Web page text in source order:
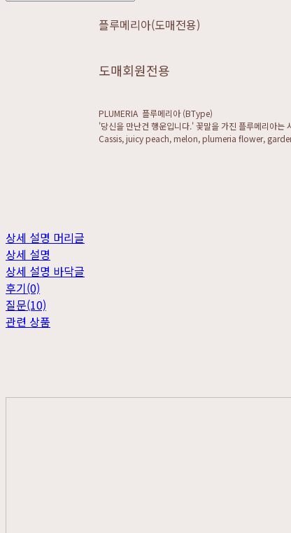
플루메리아(도매전용)
도매회원전용
PLUMERIA 플루메리아 (BType)
'당신을 만난건 행운입니다.' 꽃말을 가진 플루메리아는
Cassis, juicy peach, melon, plumeria flower,
상세 설명 머리글
상세 설명
상세 설명 바닥글
후기(0)
질문(10)
관련 상품